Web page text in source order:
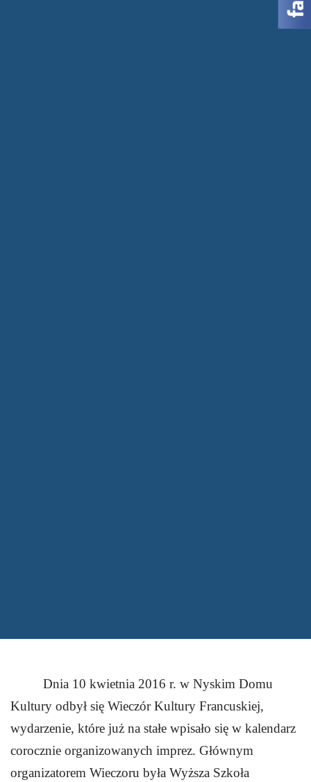
Dnia 10 kwietnia 2016 r. w Nyskim Domu
Kultury odbył się Wieczór Kultury Francuskiej,
wydarzenie, które już na stałe wpisało się w kalendarz
corocznie organizowanych imprez. Głównym
organizatorem Wieczoru była Wyższa Szkoła